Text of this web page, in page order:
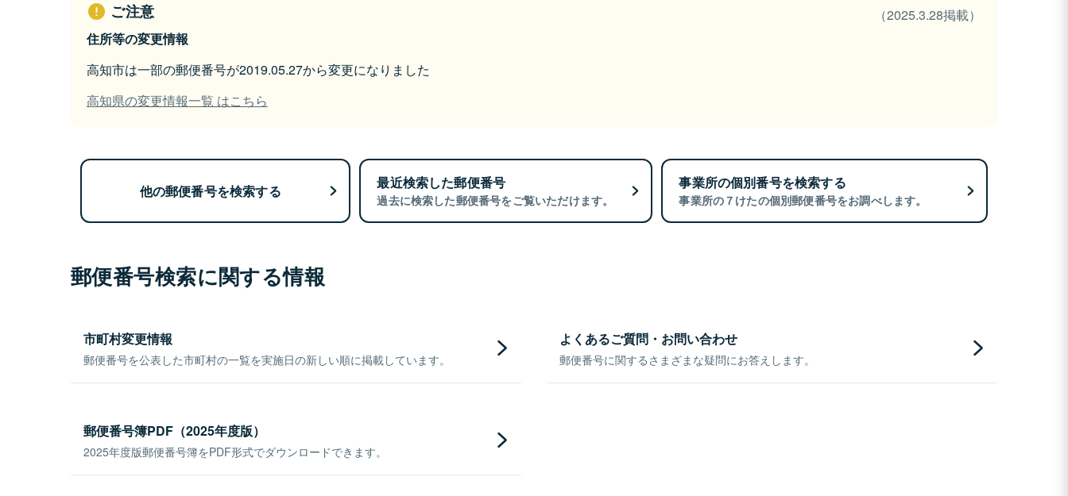
ご注意
（2025.3.28掲載）
住所等の変更情報
高知市は一部の郵便番号が2019.05.27から変更になりました
高知県の変更情報一覧 はこちら
他の郵便番号を検索する 最近検索した郵便番号
過去に検索した郵便番号をご覧いただけます。
事業所の個別番号を検索する
事業所の７けたの個別郵便番号をお調べします。
郵便番号検索に関する情報
市町村変更情報
郵便番号を公表した市町村の一覧を実施日の新しい順に掲載しています。
よくあるご質問・お問い合わせ
郵便番号に関するさまざまな疑問にお答えします。
郵便番号簿PDF（2025年度版）
2025年度版郵便番号簿をPDF形式でダウンロードできます。